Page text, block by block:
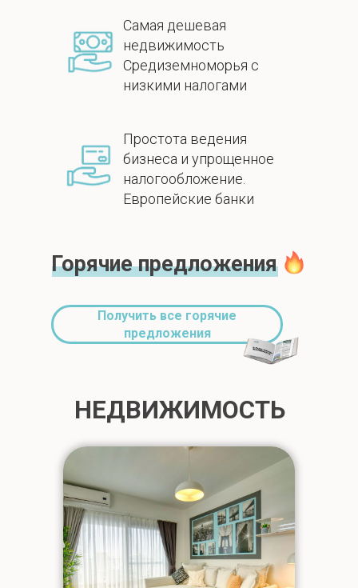
Самая дешевая
недвижимость
Средиземноморья с
низкими налогами
Простота ведения
бизнеса и упрощенное
налогообложение.
Европейские банки
Горячие предложения
Получить все горячие
предложения
НЕДВИЖИМОСТЬ
НЕДВИЖИМОСТЬ